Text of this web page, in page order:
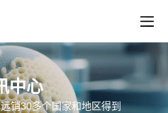
中心
销30多个国家和地区得到